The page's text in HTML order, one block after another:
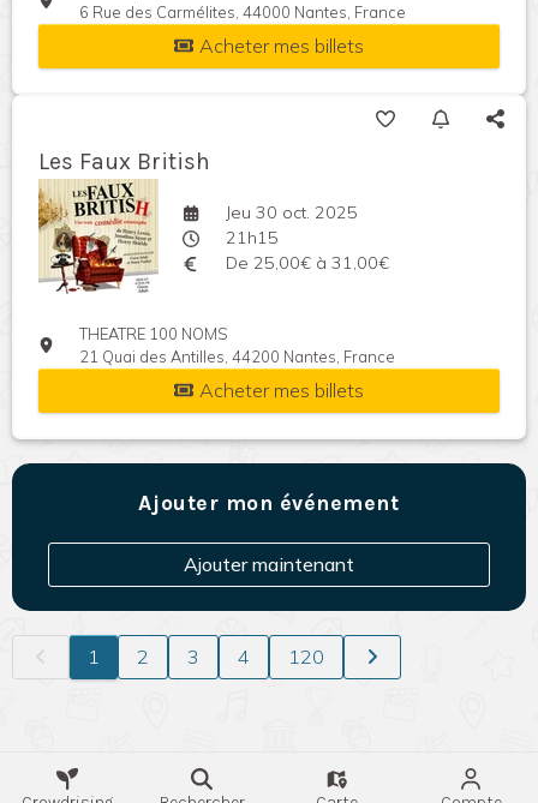
6 Rue des Carmélites, 44000 Nantes, France
Acheter mes billets
Les Faux British
Jeu 30 oct. 2025
21h15
De 25,00€ à 31,00€
THEATRE 100 NOMS
21 Quai des Antilles, 44200 Nantes, France
Acheter mes billets
Ajouter mon événement
Ajouter maintenant
1 2 3 4 120